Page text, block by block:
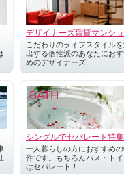
デザイナーズ賃貸マンシ
こだわりのライフスタイル
出する個性派のあなたにお
めのデザイナーズ!
BATH
シングルでセパレート特集
一人暮らしの方におすすめ
件です。もちろんバス・トイ
はセパレート！